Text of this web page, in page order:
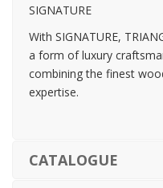
SIGNATURE
With SIGNATURE,
a form of luxury
combining the finest
expertise.
CATALOGUE